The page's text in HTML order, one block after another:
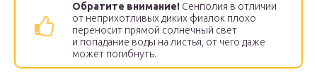
Обратите внимание! Сенполия в отличии
от неприхотливых диких фиалок плохо
переносит прямой солнечный свет
и попадание воды на листья, от чего даже
может погибнуть.